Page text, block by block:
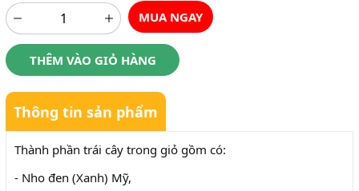
MUA NGAY
THÊM VÀO GIỎ HÀNG
Thông tin sản phẩm
Thành phần trái cây trong giỏ gồm có:
- Nho đen (Xanh) Mỹ,